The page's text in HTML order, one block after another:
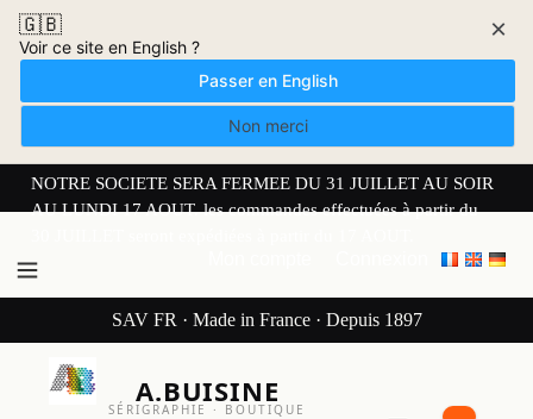
🇬🇧
Voir ce site en English ?
Passer en English
Non merci
×
NOTRE SOCIETE SERA FERMEE DU 31 JUILLET AU SOIR
AU LUNDI 17 AOUT. les commandes effectuées à partir du
SAV FR · Made in France · Depuis 1897
A.BUISINE
SÉRIGRAPHIE · BOUTIQUE